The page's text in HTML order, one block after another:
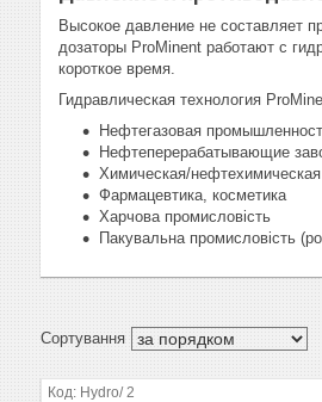
Высокое давление не составляет
дозаторы ProMinent работают с
короткое время.
Гидравлическая технология
Нефтегазовая
Нефтеперерабатывающие
Химическая/
Фармацевтика, косметика
Харчова промисловість
Пакувальна промисловість
Hydro/ 2